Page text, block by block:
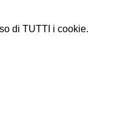
di TUTTI i cookie.